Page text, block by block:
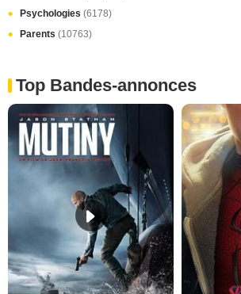
Psychologies (6178)
Parents (10763)
Top Bandes-annonces